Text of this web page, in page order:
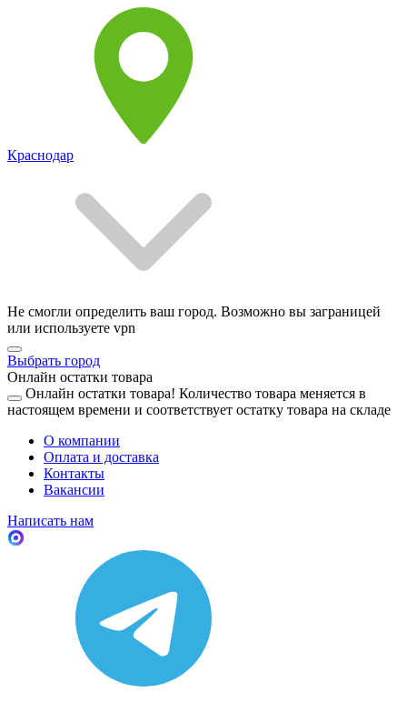
Краснодар
Не смогли определить ваш город. Возможно вы заграницей
или используете vpn
Выбрать город
Онлайн остатки товара
Онлайн остатки товара! Количество товара меняется в
настоящем времени и соответствует остатку товара на складе
О компании
Оплата и доставка
Контакты
Вакансии
Написать нам